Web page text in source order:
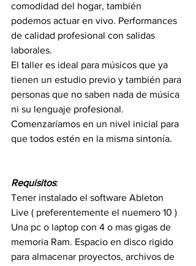
comodidad del hogar, también
podemos actuar en vivo. Performances
de calidad profesional con salidas
laborales.
El taller es ideal para músicos que ya
tienen un estudio previo y también para
personas que no saben nada de música
ni su lenguaje profesional.
Comenzaríamos en un nivel inicial para
que todos estén en la misma sintonía.
Requisitos:
Tener instalado el software Ableton
Live ( preferentemente el nuemero 10 )
Una pc o laptop con 4 o mas gigas de
memoria Ram. Espacio en disco rigido
para almacenar proyectos, archivos de